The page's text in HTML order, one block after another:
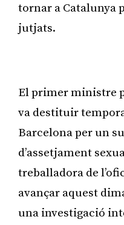
tornar a Catalunya
jutjats.
El primer ministre
va destituir
Barcelona per un
d’assetjament
treballadora de
avançar aquest
una investigació